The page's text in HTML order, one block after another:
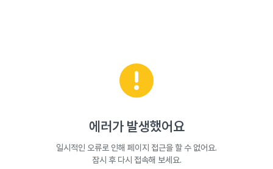
에러가 발생했어요
일시적인 오류로 인해 페이지 접근을 할 수 없어요.
잠시 후 다시 접속해 보세요.